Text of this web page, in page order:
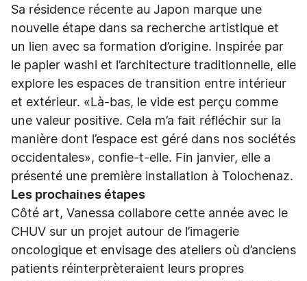
Sa résidence récente au Japon marque une
nouvelle étape dans sa recherche artistique et
un lien avec sa formation d’origine. Inspirée par
le papier washi et l’architecture traditionnelle, elle
explore les espaces de transition entre intérieur
et extérieur. «Là-bas, le vide est perçu comme
une valeur positive. Cela m’a fait réfléchir sur la
manière dont l’espace est géré dans nos sociétés
occidentales», confie-t-elle. Fin janvier, elle a
présenté une première installation à Tolochenaz.
Les prochaines étapes
Côté art, Vanessa collabore cette année avec le
CHUV sur un projet autour de l’imagerie
oncologique et envisage des ateliers où d’anciens
patients réinterprèteraient leurs propres